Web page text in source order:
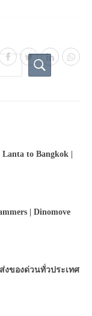
to Bangkok |
| Dinomove
งของด่วนทั่วประเทศ